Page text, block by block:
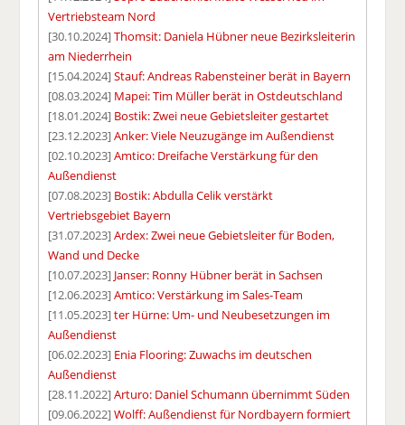
Vertriebsteam Nord
[30.10.2024]Thomsit: Daniela Hübner neue Bezirksleiterin
am Niederrhein
[15.04.2024]Stauf: Andreas Rabensteiner berät in Bayern
[08.03.2024] Mapei: Tim Müller berät in Ostdeutschland
[18.01.2024] Bostik: Zwei neue Gebietsleiter gestartet
[23.12.2023]Anker: Viele Neuzugänge im Außendienst
[02.10.2023]Amtico: Dreifache Verstärkung für den
Außendienst
[07.08.2023] Bostik: Abdulla Celik verstärkt
Vertriebsgebiet Bayern
[31.07.2023]Ardex: Zwei neue Gebietsleiter für Boden,
Wand und Decke
[10.07.2023] Janser: Ronny Hübner berät in Sachsen
[12.06.2023]Amtico: Verstärkung im Sales-Team
[11.05.2023]ter Hürne: Um- und Neubesetzungen im
Außendienst
[06.02.2023] Enia Flooring: Zuwachs im deutschen
Außendienst
[28.11.2022]Arturo: Daniel Schumann übernimmt Süden
[09.06.2022]Wolff: Außendienst für Nordbayern formiert